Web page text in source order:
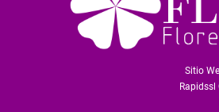
Sitio
Rapidssl